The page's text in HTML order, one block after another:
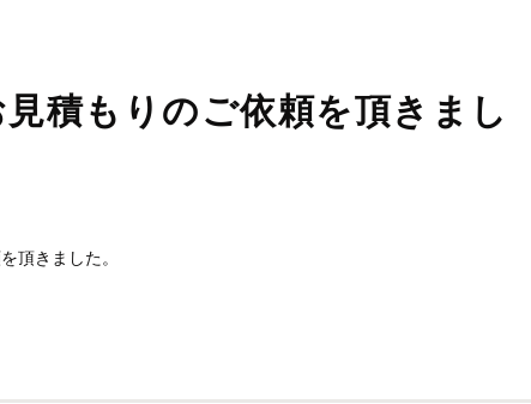
積もりのご依頼を頂きまし
頂きました。